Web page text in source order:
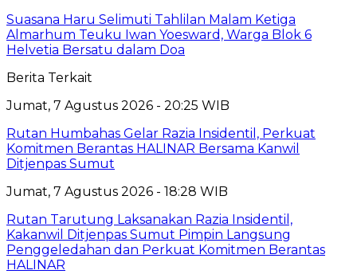
Suasana Haru Selimuti Tahlilan Malam Ketiga
Almarhum Teuku Iwan Yoesward, Warga Blok 6
Helvetia Bersatu dalam Doa
Berita Terkait
Jumat, 7 Agustus 2026 - 20:25 WIB
Rutan Humbahas Gelar Razia Insidentil, Perkuat
Komitmen Berantas HALINAR Bersama Kanwil
Ditjenpas Sumut
Jumat, 7 Agustus 2026 - 18:28 WIB
Rutan Tarutung Laksanakan Razia Insidentil,
Kakanwil Ditjenpas Sumut Pimpin Langsung
Penggeledahan dan Perkuat Komitmen Berantas
HALINAR